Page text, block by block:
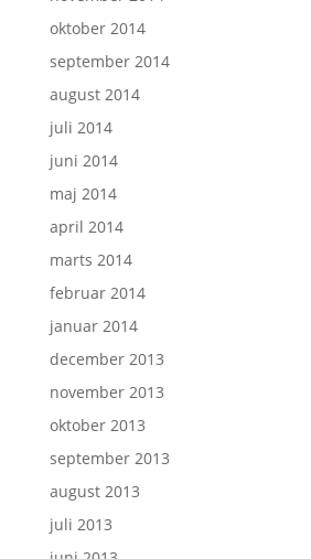
oktober 2014
september 2014
august 2014
juli 2014
juni 2014
maj 2014
april 2014
marts 2014
februar 2014
januar 2014
december 2013
november 2013
oktober 2013
september 2013
august 2013
juli 2013